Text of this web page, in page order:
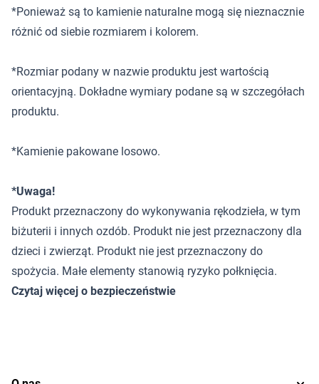
*Ponieważ są to kamienie naturalne mogą się nieznacznie
różnić od siebie rozmiarem i kolorem.
*Rozmiar podany w nazwie produktu jest wartością
orientacyjną. Dokładne wymiary podane są w szczegółach
produktu.
*Kamienie pakowane losowo.
*Uwaga!
Produkt przeznaczony do wykonywania rękodzieła, w tym
biżuterii i innych ozdób. Produkt nie jest przeznaczony dla
dzieci i zwierząt. Produkt nie jest przeznaczony do
spożycia. Małe elementy stanowią ryzyko połknięcia.
Czytaj więcej o bezpieczeństwie